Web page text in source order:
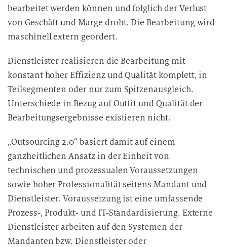
bearbeitet werden können und folglich der Verlust
von Geschäft und Marge droht. Die Bearbeitung wird
maschinell extern geordert.
Dienstleister realisieren die Bearbeitung mit
konstant hoher Effizienz und Qualität komplett, in
Teilsegmenten oder nur zum Spitzenausgleich.
Unterschiede in Bezug auf Outfit und Qualität der
Bearbeitungsergebnisse existieren nicht.
„Outsourcing 2.0“ basiert damit auf einem
ganzheitlichen Ansatz in der Einheit von
technischen und prozessualen Voraussetzungen
sowie hoher Professionalität seitens Mandant und
Dienstleister. Voraussetzung ist eine umfassende
Prozess-, Produkt- und IT-Standardisierung. Externe
Dienstleister arbeiten auf den Systemen der
Mandanten bzw. Dienstleister oder